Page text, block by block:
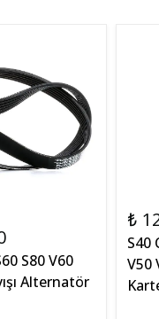
S80 V60
Alternatör
₺
S40
V50